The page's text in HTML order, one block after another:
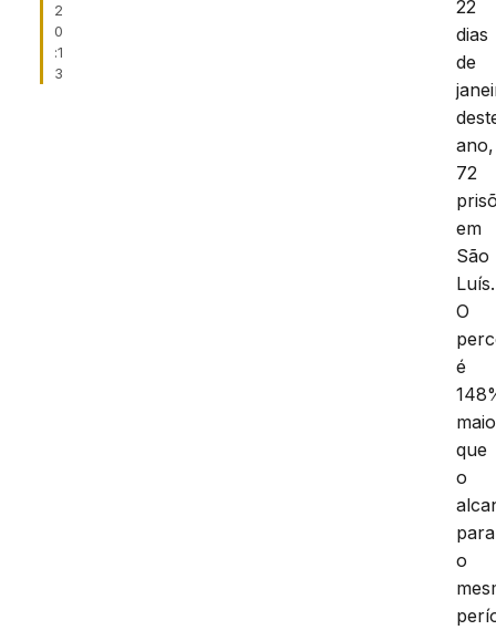
2
0
:1
3
22
dias
de
ano,
72
em
São
Luís.
O
é
que
o
para
o